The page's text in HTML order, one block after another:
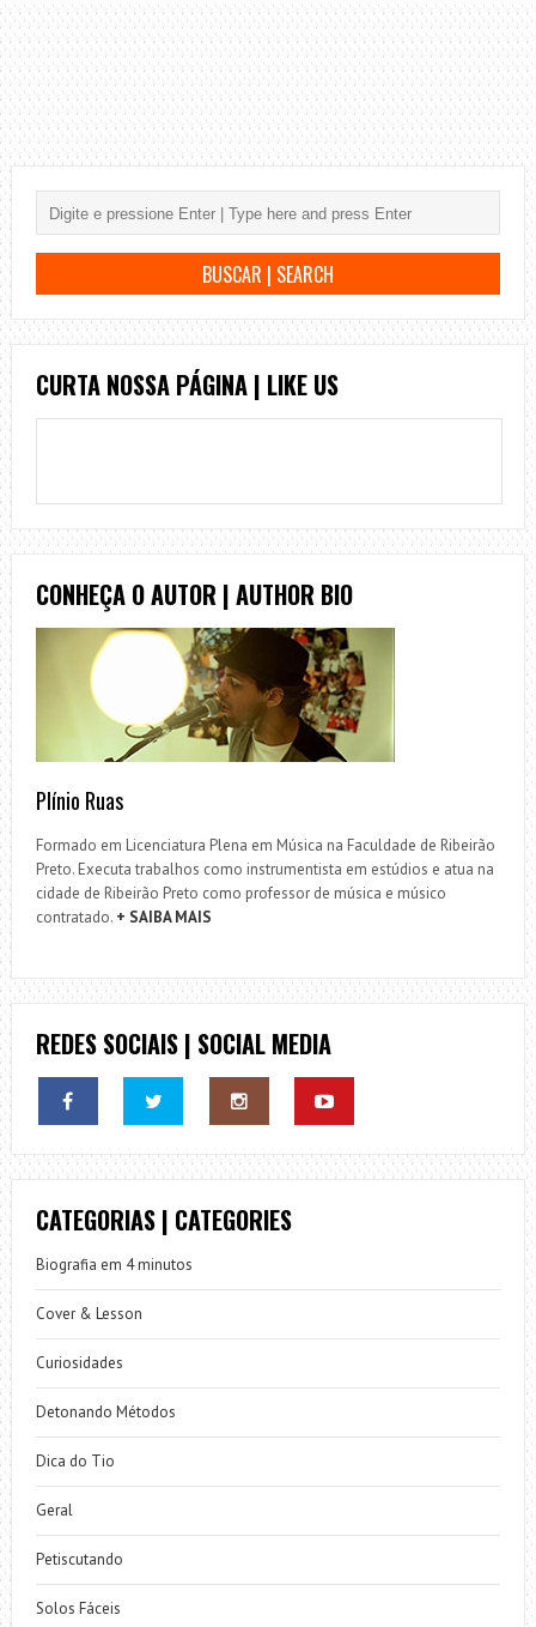
CURTA NOSSA PÁGINA | LIKE US
CONHEÇA O AUTOR | AUTHOR BIO
Plínio Ruas
Formado em Licenciatura Plena em Música na Faculdade de Ribeirão
Preto. Executa trabalhos como instrumentista em estúdios e atua na
cidade de Ribeirão Preto como professor de música e músico
contratado. + SAIBA MAIS
REDES SOCIAIS | SOCIAL MEDIA
CATEGORIAS | CATEGORIES
Biografia em 4 minutos
Cover & Lesson
Curiosidades
Detonando Métodos
Dica do Tio
Geral
Petiscutando
Solos Fáceis